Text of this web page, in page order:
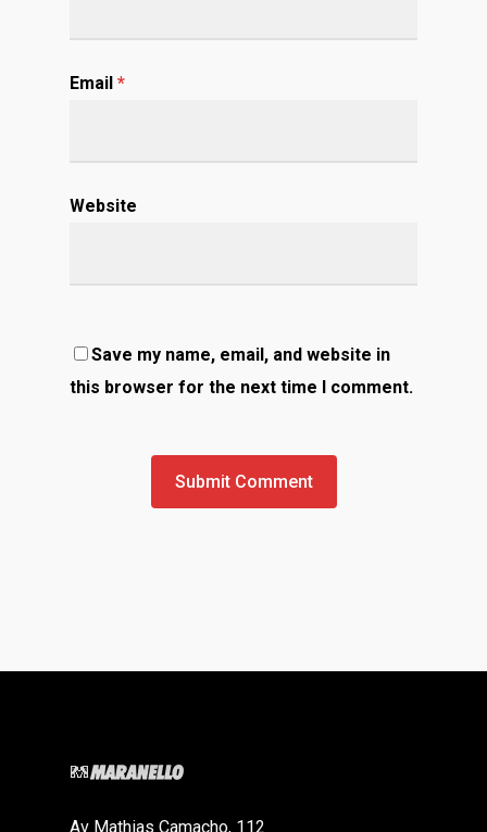
Email *
Website
Save my name, email, and website in
this browser for the next time I comment.
Av Mathias Camacho, 112